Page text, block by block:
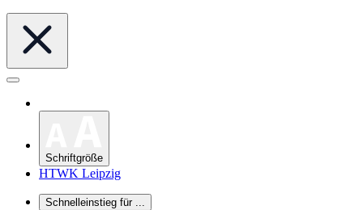
Schriftgröße
HTWK Leipzig
Schnelleinstieg für ...